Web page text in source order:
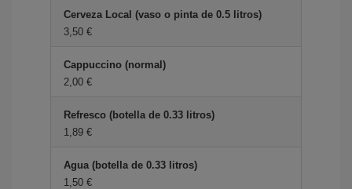
Cerveza Local (vaso o pinta de 0.5 litros)
3,50 €
Cappuccino (normal)
2,00 €
Refresco (botella de 0.33 litros)
1,89 €
Agua (botella de 0.33 litros)
1,50 €